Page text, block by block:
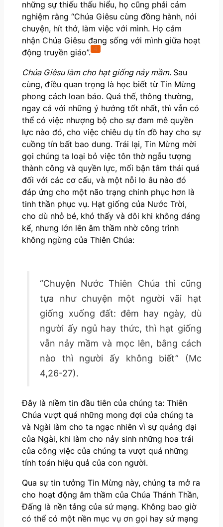
những sự thiếu thấu hiểu, họ cũng phải cảm
nghiệm rằng “Chúa Giêsu cùng đồng hành, nói
chuyện, hít thở, làm việc với mình. Họ cảm
nhận Chúa Giêsu đang sống với mình giữa hoạt
động truyền giáo”. 4
Chúa Giêsu làm cho hạt giống nảy mầm. Sau
cùng, điều quan trọng là học biết từ Tin Mừng
phong cách loan báo. Quả thế, thông thường,
ngay cả với những ý hướng tốt nhất, thì vẫn có
thể có việc nhượng bộ cho sự đam mê quyền
lực nào đó, cho việc chiêu dụ tín đồ hay cho sự
cuồng tín bất bao dung. Trái lại, Tin Mừng mời
gọi chúng ta loại bỏ việc tôn thờ ngẫu tượng
thành công và quyền lực, mối bận tâm thái quá
đối với các cơ cấu, và một nỗi lo âu nào đó
đáp ứng cho một não trạng chinh phục hơn là
tinh thần phục vụ. Hạt giống của Nước Trời,
cho dù nhỏ bé, khó thấy và đôi khi không đáng
kể, nhưng lớn lên âm thầm nhờ công trình
không ngừng của Thiên Chúa:
“Chuyện Nước Thiên Chúa thì cũng
tựa như chuyện một người vãi hạt
giống xuống đất: đêm hay ngày, dù
người ấy ngủ hay thức, thì hạt giống
vẫn nảy mầm và mọc lên, bằng cách
nào thì người ấy không biết” (Mc
4,26-27).
Đây là niềm tin đầu tiên của chúng ta: Thiên
Chúa vượt quá những mong đợi của chúng ta
và Ngài làm cho ta ngạc nhiên vì sự quảng đại
của Ngài, khi làm cho nảy sinh những hoa trái
của công việc của chúng ta vượt quá những
tính toán hiệu quả của con người.
Qua sự tin tưởng Tin Mừng này, chúng ta mở ra
cho hoạt động âm thầm của Chúa Thánh Thần,
Đấng là nền tảng của sứ mạng. Không bao giờ
có thể có một nền mục vụ ơn gọi hay sứ mạng